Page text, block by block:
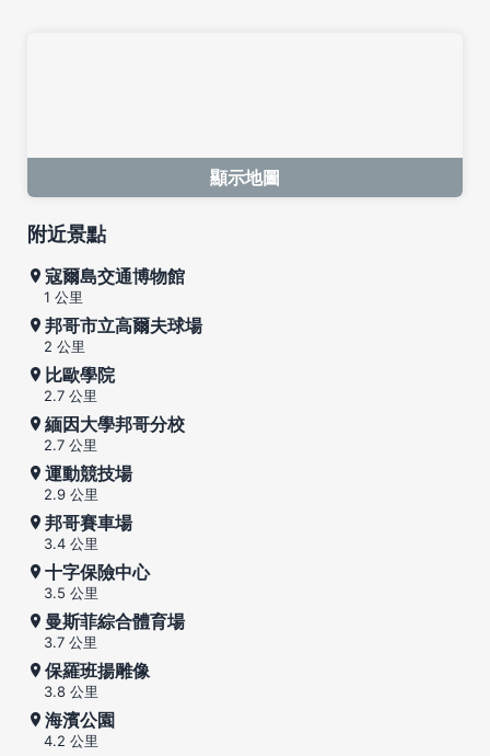
顯示地圖
附近景點
寇爾島交通博物館
1 公里
邦哥市立高爾夫球場
2 公里
比歐學院
2.7 公里
緬因大學邦哥分校
2.7 公里
運動競技場
2.9 公里
邦哥賽車場
3.4 公里
十字保險中心
3.5 公里
曼斯菲綜合體育場
3.7 公里
保羅班揚雕像
3.8 公里
海濱公園
4.2 公里